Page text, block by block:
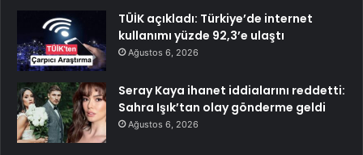
TÜİK açıkladı: Türkiye’de internet
kullanımı yüzde 92,3’e ulaştı
Ağustos 6, 2026
Seray Kaya ihanet iddialarını reddetti:
Sahra Işık’tan olay gönderme geldi
Ağustos 6, 2026